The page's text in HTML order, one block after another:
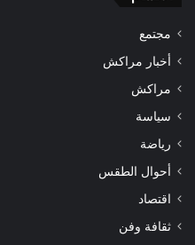
مجتمع
أخبار مراكش
مراكش
سياسة
رياضة
أحوال الطقس
اقتصاد
ثقافة وفن